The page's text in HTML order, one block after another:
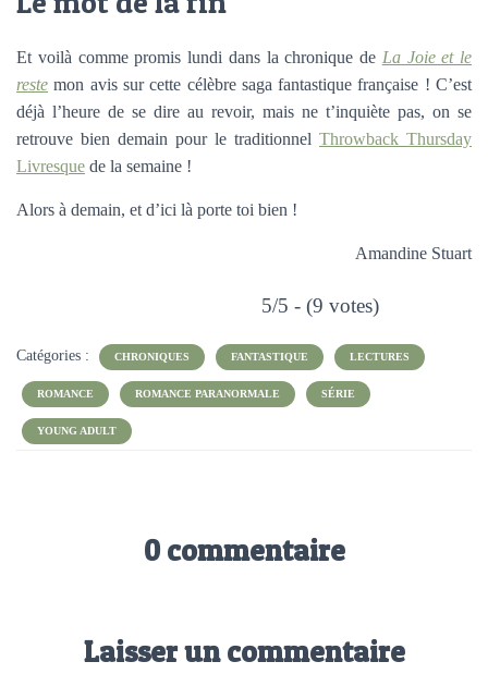
Et voilà comme promis lundi dans la chronique de La Joie et le
reste mon avis sur cette célèbre saga fantastique française ! C’est
déjà l’heure de se dire au revoir, mais ne t’inquiète pas, on se
retrouve bien demain pour le traditionnel Throwback Thursday
Livresque de la semaine !
Alors à demain, et d’ici là porte toi bien !
Amandine Stuart
5/5 - (9 votes)
Catégories : CHRONIQUES FANTASTIQUE LECTURES
ROMANCE ROMANCE PARANORMALE SÉRIE
YOUNG ADULT
0 commentaire
Laisser un commentaire